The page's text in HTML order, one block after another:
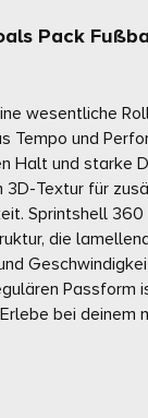
Pack
wesentliche
Tempo und
Halt und starke
3D-Textur für
Sprintshell
die
bei deinem